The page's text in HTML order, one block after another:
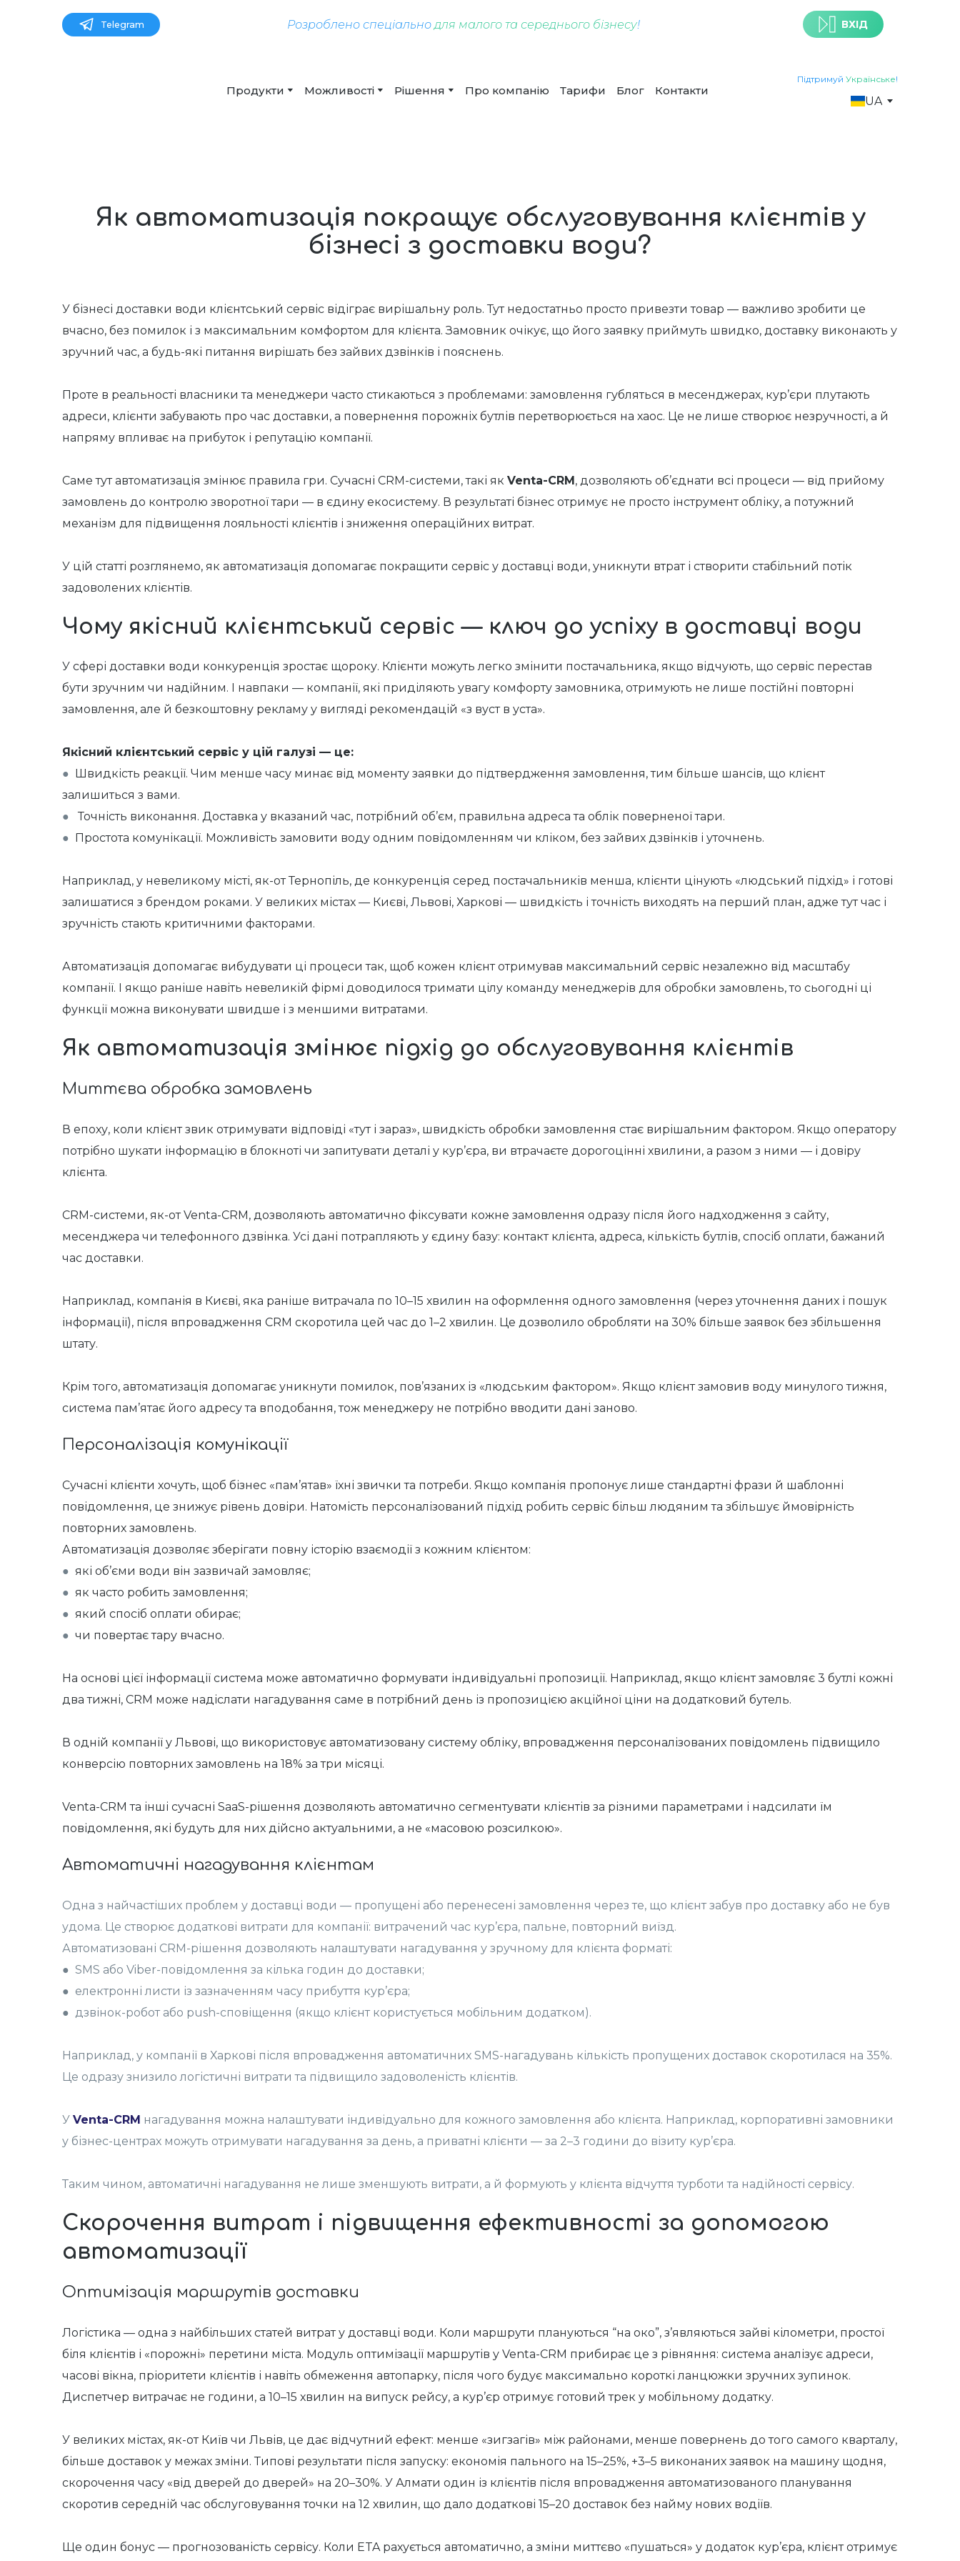
Telegram Розроблено спеціальнодля малого та середнього бізнесу! ВХІД
Продукти Можливості Рішення Про компанію Тарифи Блог Контакти
Підтримуй Українське!
UA
Як автоматизація покращує обслуговування клієнтів у
бізнесі з доставки води?
У бізнесі доставки води клієнтський сервіс відіграє вирішальну роль. Тут недостатньо просто привезти товар — важливо зробити це
вчасно, без помилок і з максимальним комфортом для клієнта. Замовник очікує, що його заявку приймуть швидко, доставку виконають у
зручний час, а будь-які питання вирішать без зайвих дзвінків і пояснень.
Проте в реальності власники та менеджери часто стикаються з проблемами: замовлення губляться в месенджерах, кур’єри плутають
адреси, клієнти забувають про час доставки, а повернення порожніх бутлів перетворюється на хаос. Це не лише створює незручності, а й
напряму впливає на прибуток і репутацію компанії.
Саме тут автоматизація змінює правила гри. Сучасні CRM-системи, такі як Venta-CRM, дозволяють об’єднати всі процеси — від прийому
замовлень до контролю зворотної тари — в єдину екосистему. В результаті бізнес отримує не просто інструмент обліку, а потужний
механізм для підвищення лояльності клієнтів і зниження операційних витрат.
У цій статті розглянемо, як автоматизація допомагає покращити сервіс у доставці води, уникнути втрат і створити стабільний потік
задоволених клієнтів.
Чому якісний клієнтський сервіс — ключ до успіху в доставці води
У сфері доставки води конкуренція зростає щороку. Клієнти можуть легко змінити постачальника, якщо відчують, що сервіс перестав
бути зручним чи надійним. І навпаки — компанії, які приділяють увагу комфорту замовника, отримують не лише постійні повторні
замовлення, але й безкоштовну рекламу у вигляді рекомендацій «з вуст в уста».
Якісний клієнтський сервіс у цій галузі — це:
● Швидкість реакції. Чим менше часу минає від моменту заявки до підтвердження замовлення, тим більше шансів, що клієнт
залишиться з вами.
●Точність виконання. Доставка у вказаний час, потрібний об’єм, правильна адреса та облік поверненої тари.
● Простота комунікації. Можливість замовити воду одним повідомленням чи кліком, без зайвих дзвінків і уточнень.
Наприклад, у невеликому місті, як-от Тернопіль, де конкуренція серед постачальників менша, клієнти цінують «людський підхід» і готові
залишатися з брендом роками. У великих містах — Києві, Львові, Харкові — швидкість і точність виходять на перший план, адже тут час і
зручність стають критичними факторами.
Автоматизація допомагає вибудувати ці процеси так, щоб кожен клієнт отримував максимальний сервіс незалежно від масштабу
компанії. І якщо раніше навіть невеликій фірмі доводилося тримати цілу команду менеджерів для обробки замовлень, то сьогодні ці
функції можна виконувати швидше і з меншими витратами.
Як автоматизація змінює підхід до обслуговування клієнтів
Миттєва обробка замовлень
В епоху, коли клієнт звик отримувати відповіді «тут і зараз», швидкість обробки замовлення стає вирішальним фактором. Якщо оператору
потрібно шукати інформацію в блокноті чи запитувати деталі у кур’єра, ви втрачаєте дорогоцінні хвилини, а разом з ними — і довіру
клієнта.
CRM-системи, як-от Venta-CRM, дозволяють автоматично фіксувати кожне замовлення одразу після його надходження з сайту,
месенджера чи телефонного дзвінка. Усі дані потрапляють у єдину базу: контакт клієнта, адреса, кількість бутлів, спосіб оплати, бажаний
час доставки.
Наприклад, компанія в Києві, яка раніше витрачала по 10–15 хвилин на оформлення одного замовлення (через уточнення даних і пошук
інформації), після впровадження CRM скоротила цей час до 1–2 хвилин. Це дозволило обробляти на 30% більше заявок без збільшення
штату.
Крім того, автоматизація допомагає уникнути помилок, пов’язаних із «людським фактором». Якщо клієнт замовив воду минулого тижня,
система пам’ятає його адресу та вподобання, тож менеджеру не потрібно вводити дані заново.
Персоналізація комунікації
Сучасні клієнти хочуть, щоб бізнес «пам’ятав» їхні звички та потреби. Якщо компанія пропонує лише стандартні фрази й шаблонні
повідомлення, це знижує рівень довіри. Натомість персоналізований підхід робить сервіс більш людяним та збільшує ймовірність
повторних замовлень.
Автоматизація дозволяє зберігати повну історію взаємодії з кожним клієнтом:
● які об’єми води він зазвичай замовляє;
● як часто робить замовлення;
● який спосіб оплати обирає;
● чи повертає тару вчасно.
На основі цієї інформації система може автоматично формувати індивідуальні пропозиції. Наприклад, якщо клієнт замовляє 3 бутлі кожні
два тижні, CRM може надіслати нагадування саме в потрібний день із пропозицією акційної ціни на додатковий бутель.
В одній компанії у Львові, що використовує автоматизовану систему обліку, впровадження персоналізованих повідомлень підвищило
конверсію повторних замовлень на 18% за три місяці.
Venta-CRM та інші сучасні SaaS-рішення дозволяють автоматично сегментувати клієнтів за різними параметрами і надсилати їм
повідомлення, які будуть для них дійсно актуальними, а не «масовою розсилкою».
Автоматичні нагадування клієнтам
Одна з найчастіших проблем у доставці води — пропущені або перенесені замовлення через те, що клієнт забув про доставку або не був
удома. Це створює додаткові витрати для компанії: витрачений час кур’єра, пальне, повторний виїзд.
Автоматизовані CRM-рішення дозволяють налаштувати нагадування у зручному для клієнта форматі:
● SMS або Viber-повідомлення за кілька годин до доставки;
● електронні листи із зазначенням часу прибуття кур’єра;
● дзвінок-робот або push-сповіщення (якщо клієнт користується мобільним додатком).
Наприклад, у компанії в Харкові після впровадження автоматичних SMS-нагадувань кількість пропущених доставок скоротилася на 35%.
Це одразу знизило логістичні витрати та підвищило задоволеність клієнтів.
У Venta-CRM нагадування можна налаштувати індивідуально для кожного замовлення або клієнта. Наприклад, корпоративні замовники
у бізнес-центрах можуть отримувати нагадування за день, а приватні клієнти — за 2–3 години до візиту кур’єра.
Таким чином, автоматичні нагадування не лише зменшують витрати, а й формують у клієнта відчуття турботи та надійності сервісу.
Скорочення витрат і підвищення ефективності за допомогою
автоматизації
Оптимізація маршрутів доставки
Логістика — одна з найбільших статей витрат у доставці води. Коли маршрути плануються “на око”, з’являються зайві кілометри, простої
біля клієнтів і «порожні» перетини міста. Модуль оптимізації маршрутів у Venta-CRM прибирає це з рівняння: система аналізує адреси,
часові вікна, пріоритети клієнтів і навіть обмеження автопарку, після чого будує максимально короткі ланцюжки зручних зупинок.
Диспетчер витрачає не години, а 10–15 хвилин на випуск рейсу, а кур’єр отримує готовий трек у мобільному додатку.
У великих містах, як-от Київ чи Львів, це дає відчутний ефект: менше «зигзагів» між районами, менше повернень до того самого кварталу,
більше доставок у межах зміни. Типові результати після запуску: економія пального на 15–25%, +3–5 виконаних заявок на машину щодня,
скорочення часу «від дверей до дверей» на 20–30%. У Алмати один із клієнтів після впровадження автоматизованого планування
скоротив середній час обслуговування точки на 12 хвилин, що дало додаткові 15–20 доставок без найму нових водіїв.
Ще один бонус — прогнозованість сервісу. Коли ETA рахується автоматично, а зміни миттєво «пушаться» у додаток кур’єра, клієнт отримує